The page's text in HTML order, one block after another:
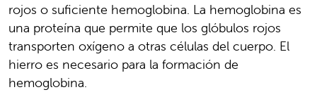
rojos o suficiente hemoglobina. La hemoglobina es
una proteína que permite que los glóbulos rojos
transporten oxígeno a otras células del cuerpo. El
hierro es necesario para la formación de
hemoglobina.